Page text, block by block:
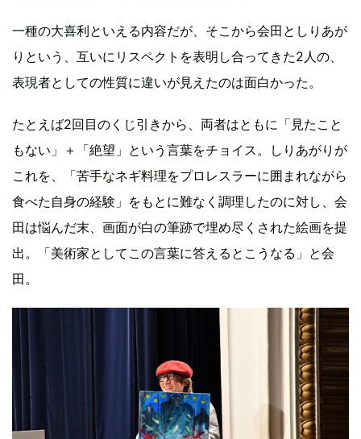
一種の大喜利といえる内容だが、そこから会田としりあが
りという、互いにリスペクトを表明し合ってきた2人の、
表現者としての性質に違いが見えたのは面白かった。
たとえば2回目のくじ引きから、両者はともに「見たこと
もない」＋「絶望」という言葉をチョイス。しりあがりが
これを、「苦手なネギ料理をプロレスラーに囲まれながら
食べた自身の経験」をもとに難なく調理したのに対し、会
田は悩んだ末、画面が白の筆跡で埋め尽くされた絵画を提
出。「美術家としてこの言葉に答えるとこうなる」と会
田。